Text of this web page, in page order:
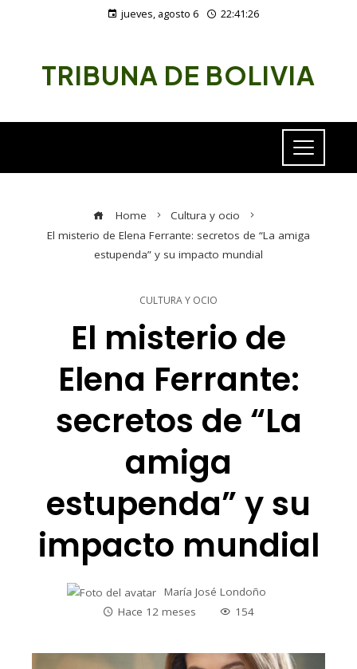
jueves, agosto 6 22:41:26
TRIBUNA DE BOLIVIA
Home
Cultura y ocio
El misterio de Elena Ferrante: secretos de “La amiga
estupenda” y su impacto mundial
CULTURA Y OCIO
El misterio de
Elena Ferrante:
secretos de “La
amiga
estupenda” y su
impacto mundial
María José Londoño
Hace 12 meses
154